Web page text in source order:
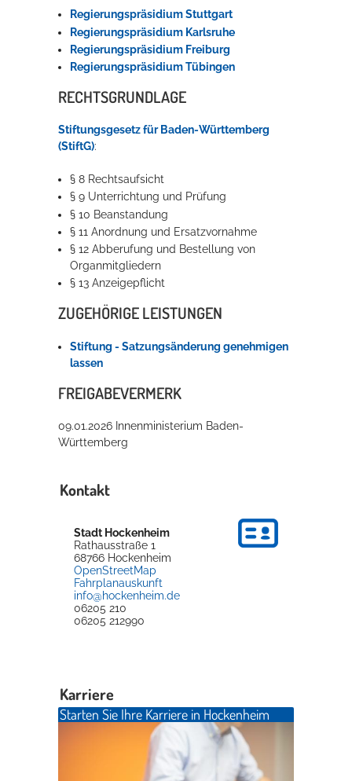
Regierungspräsidium Stuttgart
Regierungspräsidium Karlsruhe
Regierungspräsidium Freiburg
Regierungspräsidium Tübingen
RECHTSGRUNDLAGE
Stiftungsgesetz für Baden-Württemberg
(StiftG):
§ 8 Rechtsaufsicht
§ 9 Unterrichtung und Prüfung
§ 10 Beanstandung
§ 11 Anordnung und Ersatzvornahme
§ 12 Abberufung und Bestellung von
Organmitgliedern
§ 13 Anzeigepflicht
ZUGEHÖRIGE LEISTUNGEN
Stiftung - Satzungsänderung genehmigen
lassen
FREIGABEVERMERK
09.01.2026 Innenministerium Baden-
Württemberg
Kontakt
Stadt Hockenheim
Rathausstraße 1
68766 Hockenheim
OpenStreetMap
Fahrplanauskunft
info@hockenheim.de
06205 210
06205 212990
Karriere
Starten Sie Ihre Karriere in Hockenheim